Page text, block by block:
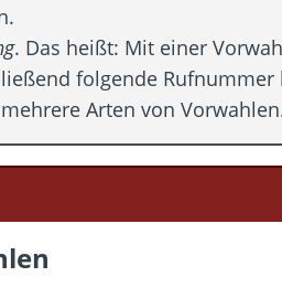
. Das heißt: Mit einer
folgende
Arten von